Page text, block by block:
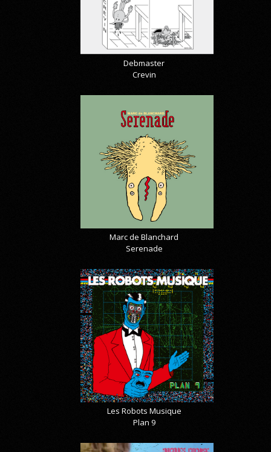
Debmaster
Crevin
Marc de Blanchard
Serenade
Les Robots Musique
Plan 9